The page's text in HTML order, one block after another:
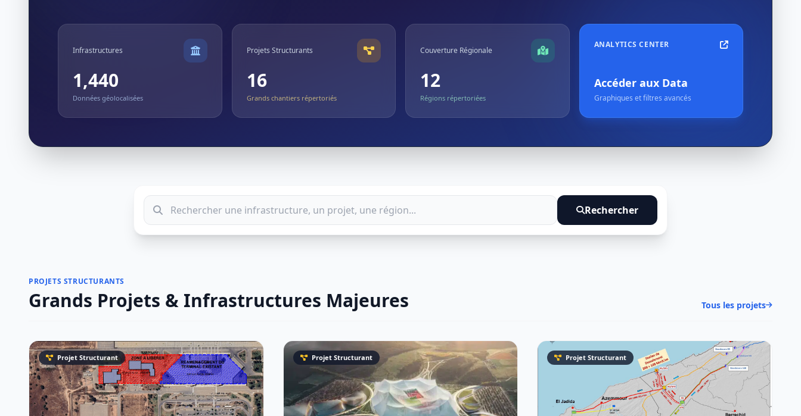
Infrastructures
1,440
Données géolocalisées
Projets Structurants
16
Grands chantiers répertoriés
Couverture Régionale
12
Régions répertoriées
ANALYTICS CENTER
Accéder aux Data
Graphiques et filtres avancés
Rechercher
PROJETS STRUCTURANTS
Grands Projets & Infrastructures Majeures Tous les projets
Projet Structurant Projet Structurant Projet Structurant